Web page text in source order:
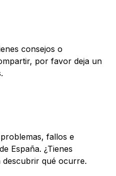
consejos o
por favor deja un
fallos e
España. ¿Tienes
descubrir qué ocurre.